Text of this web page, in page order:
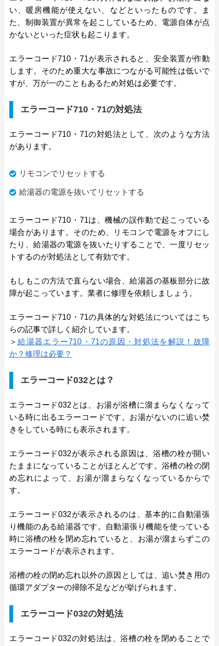
い、暖房機能が使えない、などといったものです。ま
た、制御装置が異常を起こしているため、電源自体が点
かないといった症状も起こります。
エラーコード710・71が表示されると、安全装置が作動
します。そのため重大な事故につながる可能性は低いで
すが、万が一のこともあるため対処は必要です。
エラーコード710・71の対処法
エラーコード710・71の対処法として、次のような方法
があります。
リモコンでリセットする
給湯器の電源を抜いてリセットする
エラーコード710・71は、機械の誤作動で起こっている
場合があります。そのため、リモコンで電源をオフにし
たり、給湯器の電源を抜いたりすることで、一度リセッ
トするのが対処法として有効です。
もしもこの方法で直らない場合、給湯器の基板部分に故
障が起こっています。業者に修理を依頼しましょう。
エラーコード710・71の具体的な対処法についてはこち
らの記事で詳しく紹介しています。
＞ 給湯器エラー710・71の原因・対処法を解説！故障
か？修理は必要？
エラーコード032とは？
エラーコード032とは、お湯が浴槽に溜まらなくなって
いる時に出るエラーコードです。お湯がないのに追い焚
きをしている時にも表示されます。
エラーコード032が表示される原因は、浴槽の栓が開い
たままになっていることがほとんどです。浴槽の栓の閉
め忘れによって、お湯が溜まらなくなっているからで
す。
エラーコード032が表示されるのは、基本的に自動湯張
り機能のある給湯器です。自動湯張り機能を使っている
時に浴槽の栓を閉め忘れていると、お湯が溜まらずこの
エラーコードが表示されます。
浴槽の栓の閉め忘れ以外の原因としては、追い焚き用の
循環アダプターの掃除不足などが挙げられます。
エラーコード032の対処法
エラーコード032の対処法は、浴槽の栓を閉めることで